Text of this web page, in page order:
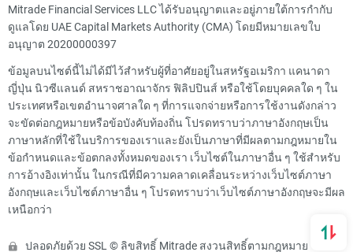
Mitrade Financial Services LLC ได้รับอนุญาตและอยู่ภายใต้การกำกับ
ดูแลโดย UAE Capital Markets Authority (CMA) โดยมีหมายเลขใบ
อนุญาต 20200000397
ข้อมูลบนไซต์นี้ไม่ได้มีไว้สำหรับผู้ที่อาศัยอยู่ในสหรัฐอเมริกา แคนาดา
ญี่ปุ่น นิวซีแลนด์ สหราชอาณาจักร ฟิลิปปินส์ หรือใช้โดยบุคคลใด ๆ ใน
ประเทศหรือเขตอำนาจศาลใด ๆ ที่การแจกจ่ายหรือการใช้งานดังกล่าว
จะขัดต่อกฎหมายหรือข้อบังคับท้องถิ่น โปรดทราบว่าภาษาอังกฤษเป็น
ภาษาหลักที่ใช้ในบริการของเราและยังเป็นภาษาที่มีผลตามกฎหมายใน
ข้อกำหนดและข้อตกลงทั้งหมดของเรา เว็บไซต์ในภาษาอื่น ๆ ใช้สำหรับ
การอ้างอิงเท่านั้น ในกรณีที่มีความคลาดเคลื่อนระหว่างเว็บไซต์ภาษา
อังกฤษและเว็บไซต์ภาษาอื่น ๆ โปรดทราบว่าเว็บไซต์ภาษาอังกฤษจะมีผล
เหนือกว่า
ปลอดภัยด้วย SSL © ลิขสิทธิ์ Mitrade สงวนสิทธิ์ตามกฎหมาย